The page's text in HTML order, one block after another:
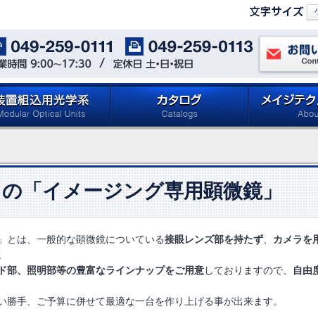
お問い合わせ
for Reflected
「イメージング専用顕微鏡」
とは、一般的な顕微鏡についている接眼レンズ部を持たず
カメラを
部、照明部等の豊富なラインナップをご用意しておりますので、
自由
勝手、ご予算に併せて最適な一台を作り上げる事が出来ます。